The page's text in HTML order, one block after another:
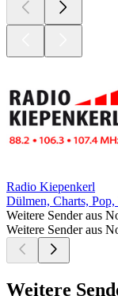
Radio Kiepenkerl
Dülmen, Charts,
Weitere Sender aus
Weitere Sender aus
Weitere